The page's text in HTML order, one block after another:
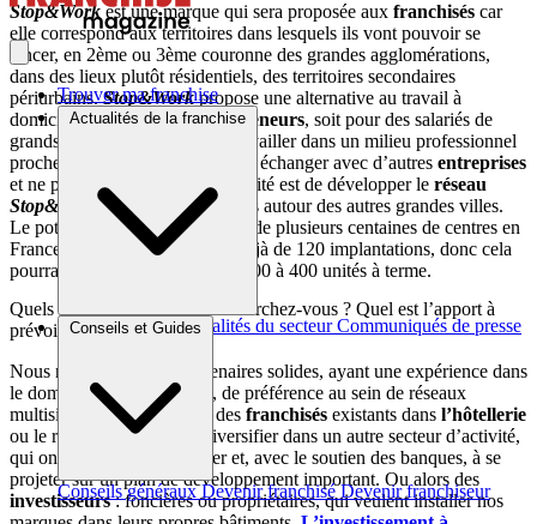
Trouver ma franchise
Actualités de la franchise
Brèves et actus Actualités du secteur Communiqués de presse
Conseils et Guides
Conseils généraux Devenir franchisé Devenir franchiseur
Stop&Workest une marque qui sera proposée aux franchisés car
elle correspond aux territoires dans lesquels ils vont pouvoir se
lancer, en 2ème ou 3ème couronne des grandes agglomérations,
dans des lieux plutôt résidentiels, des territoires secondaires
périurbains.Stop&Workpropose une alternative au travail à
domicile : soit pour desentrepreneurs, soit pour des salariés de
grands groupes qui préfèrent travailler dans un milieu professionnel
proche de leur domicile, pouvoir échanger avec d’autres entreprises
et ne pas rester isolés Notre priorité est de développer le réseau
Stop&Workautour de Paris, puis autour des autres grandes villes.
Le potentiel de cette marque est de plusieurs centaines de centres en
France : autour de Paris, il est déjà de 120 implantations, donc cela
pourrait représenter à peu près 300 à 400 unités à terme.
Quels profils de franchisés recherchez-vous ? Quel est l’apport à
prévoir ?
Nous recherchons des partenaires solides, ayant une expérience dans
le domaine de la
franchise , de préférence au sein de réseaux
multisites. Ce sont souvent des franchisés existants dans l’hôtellerie
ou le retail qui veulent se diversifier dans un autre secteur d’activité,
qui ont une capacité à opérer et, avec le soutien des banques, à se
projeter sur un plan de développement important. Ou alors des
investisseurs: foncières ou propriétaires, qui veulent installer nos